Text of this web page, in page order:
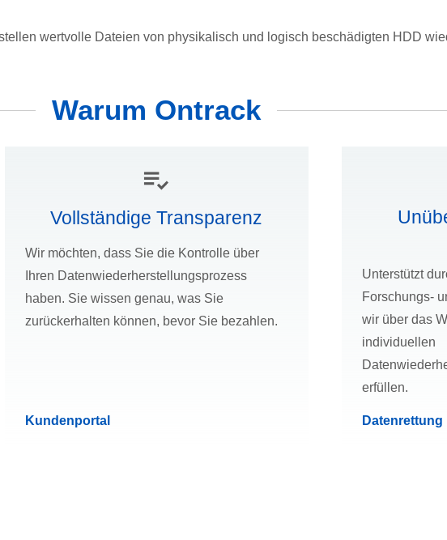
wertvolle Dateien von physikalisch und logisch beschädigten HDD
Warum Ontrack
Vollständige Transparenz
Wir möchten, dass Sie die Kontrolle über
Ihren Datenwiederherstellungsprozess
haben. Sie wissen genau, was Sie
zurückerhalten können, bevor Sie bezahlen.
Kundenportal
Unterstützt
Forschungs-
wir über das
individuellen
erfüllen.
Datenrettung